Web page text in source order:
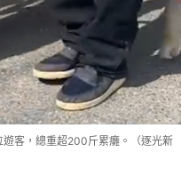
客，總重超200斤累癱。（逐光新